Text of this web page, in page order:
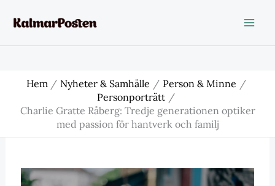
Hem Nyheter & Samhälle
Person & Minne
Personporträtt
Charlie Gratte Råberg: Tredje generationen optiker
med passion för hantverk och familj